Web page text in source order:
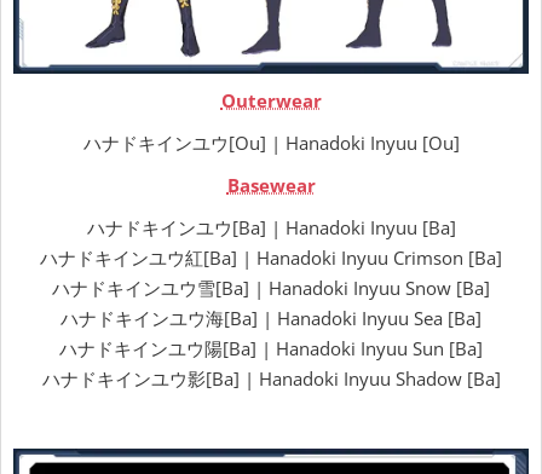
Outerwear
ハナドキインユウ[Ou] | Hanadoki Inyuu [Ou]
Basewear
ハナドキインユウ[Ba] | Hanadoki Inyuu [Ba]
ハナドキインユウ紅[Ba] | Hanadoki Inyuu Crimson [Ba]
ハナドキインユウ雪[Ba] | Hanadoki Inyuu Snow [Ba]
ハナドキインユウ海[Ba] | Hanadoki Inyuu Sea [Ba]
ハナドキインユウ陽[Ba] | Hanadoki Inyuu Sun [Ba]
ハナドキインユウ影[Ba] | Hanadoki Inyuu Shadow [Ba]